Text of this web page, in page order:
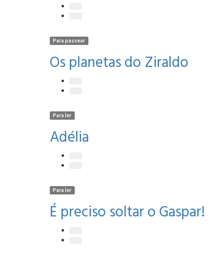
Para passear
Os planetas do Ziraldo
Para ler
Adélia
Para ler
É preciso soltar o Gaspar!